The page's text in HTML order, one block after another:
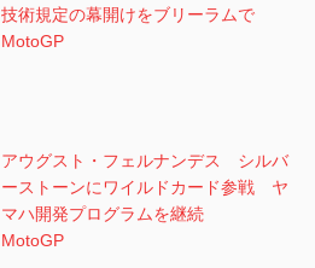
技術規定の幕開けをブリーラムで
MotoGP
アウグスト・フェルナンデス シルバ
ーストーンにワイルドカード参戦 ヤ
マハ開発プログラムを継続
MotoGP